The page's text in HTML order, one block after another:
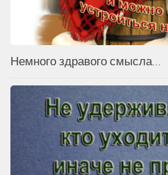
Немного здравого смысла…